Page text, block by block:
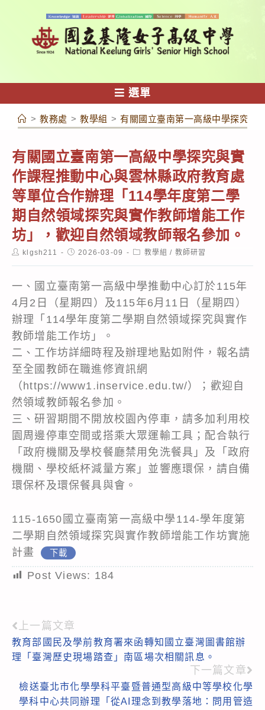
容
選單
> 教務處 > 教學組 > 有關國立臺南第一高級中學探究與
有關國立臺南第一高級中學探究與實
作課程推動中心與雲林縣政府教育處
等單位合作辦理「114學年度第二學
期自然領域探究與實作教師增能工作
坊」，歡迎自然領域教師報名參加。
Postklgsh211
Post2026-03-09
Post教學組 / 教師研習
一、國立臺南第一高級中學推動中心訂於115年
4月2日（星期四）及115年6月11日（星期四）
辦理「114學年度第二學期自然領域探究與實作
教師增能工作坊」。
二、工作坊詳細時程及辦理地點如附件，報名請
至全國教師在職進修資訊網
（https://www1.inservice.edu.tw/）；歡迎自
然領域教師報名參加。
三、研習期間不開放校園內停車，請多加利用校
園周邊停車空間或搭乘大眾運輸工具；配合執行
「政府機關及學校餐廳禁用免洗餐具」及「政府
機關、學校紙杯減量方案」並響應環保，請自備
環保杯及環保餐具與會。
115-1650國立臺南第一高級中學114-學年度第
二學期自然領域探究與實作教師增能工作坊實施
計畫
下載
Post Views: 184
Read
more
上一篇文章
教育部國民及學前教育署來函轉知國立臺灣圖書館辦
理「臺灣歷史現場踏查」南區場次相關訊息。
下一篇文章
檢送臺北市化學學科平臺暨普通型高級中等學校化學
學科中心共同辦理「從AI理念到教學落地：問用管造